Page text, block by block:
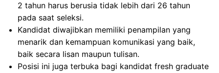
2 tahun harus berusia tidak lebih dari 26 tahun
pada saat seleksi.
Kandidat diwajibkan memiliki penampilan yang
menarik dan kemampuan komunikasi yang baik,
baik secara lisan maupun tulisan.
Posisi ini juga terbuka bagi kandidat fresh graduate